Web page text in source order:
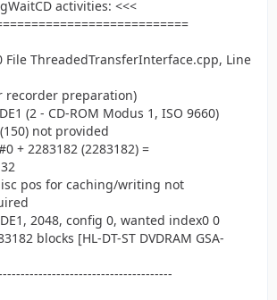
activities: <<<
File ThreadedTransferInterface.cpp, Line
recorder preparation)
(2 - CD-ROM Modus 1, ISO 9660)
not provided
+ 2283182 (2283182) =
pos for caching/writing not
2048, config 0, wanted index0 0
blocks [HL-DT-ST DVDRAM GSA-